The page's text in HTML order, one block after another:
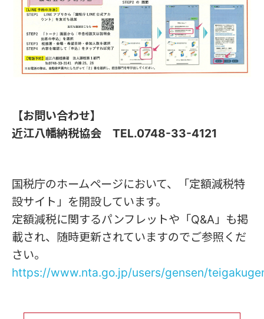
【お問い合わせ】
近江八幡納税協会 TEL.0748-33-4121
国税庁のホームページにおいて、「定額減税特
設サイト」を開設しています。
定額減税に関するパンフレットや「Q&A」も掲
載され、随時更新されていますのでご参照くだ
さい。
https://www.nta.go.jp/users/gensen/